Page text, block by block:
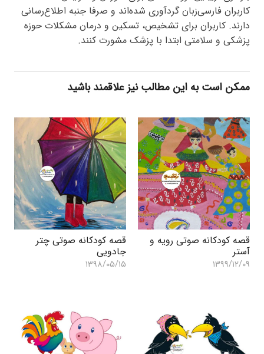
کاربران فارسی‌زبان گردآوری شده‌اند و صرفا جنبه اطلاع‌رسانی
دارند. کاربران برای تشخیص، تسکین و درمان مشکلات حوزه
پزشکی و سلامتی ابتدا با پزشک مشورت کنند.
ممکن است به این مطالب نیز علاقمند باشید
قصه کودکانه صوتی رویه و
آستر
۱۳۹۹/۱۲/۰۹
قصه کودکانه صوتی چتر
جادویی
۱۳۹۸/۰۵/۱۵